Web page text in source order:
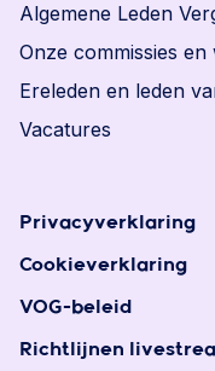
Algemene Leden
Onze commissies
Ereleden en leden
Vacatures
Privacyverklaring
Cookieverklaring
VOG-beleid
Richtlijnen